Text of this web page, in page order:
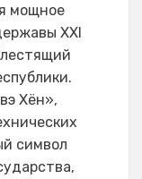
мощное
XXI
Хён»,
символ